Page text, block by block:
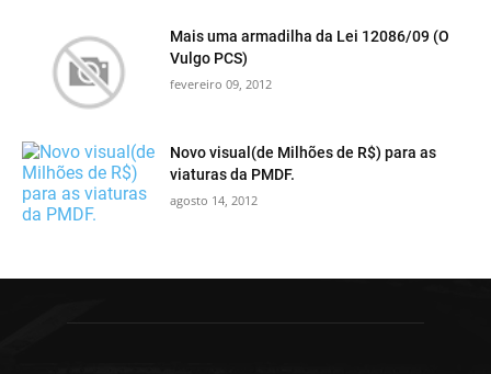
Mais uma armadilha da Lei 12086/09 (O
Vulgo PCS)
fevereiro 09, 2012
Novo visual(de Milhões de R$) para as
viaturas da PMDF.
agosto 14, 2012